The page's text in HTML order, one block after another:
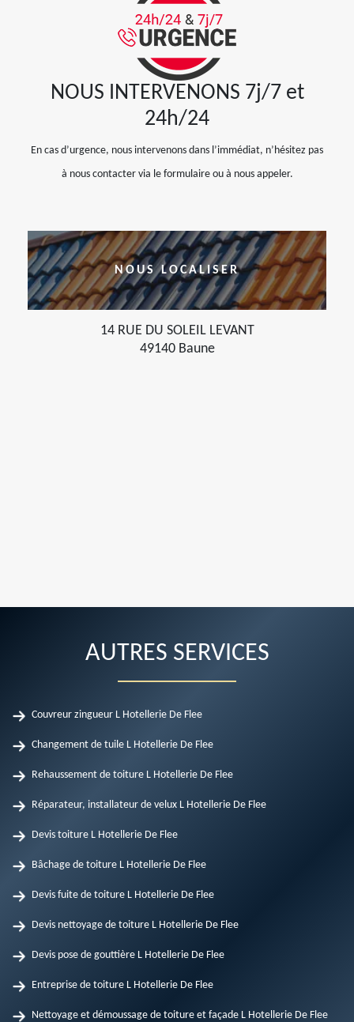
NOUS INTERVENONS 7j/7 et
24h/24
En cas d’urgence, nous intervenons dans l’immédiat, n’hésitez pas
à nous contacter via le formulaire ou à nous appeler.
NOUS LOCALISER
14 RUE DU SOLEIL LEVANT
49140 Baune
AUTRES SERVICES
Couvreur zingueur L Hotellerie De Flee
Changement de tuile L Hotellerie De Flee
Rehaussement de toiture L Hotellerie De Flee
Réparateur, installateur de velux L Hotellerie De Flee
Devis toiture L Hotellerie De Flee
Bâchage de toiture L Hotellerie De Flee
Devis fuite de toiture L Hotellerie De Flee
Devis nettoyage de toiture L Hotellerie De Flee
Devis pose de gouttière L Hotellerie De Flee
Entreprise de toiture L Hotellerie De Flee
Nettoyage et démoussage de toiture et façade L Hotellerie De Flee